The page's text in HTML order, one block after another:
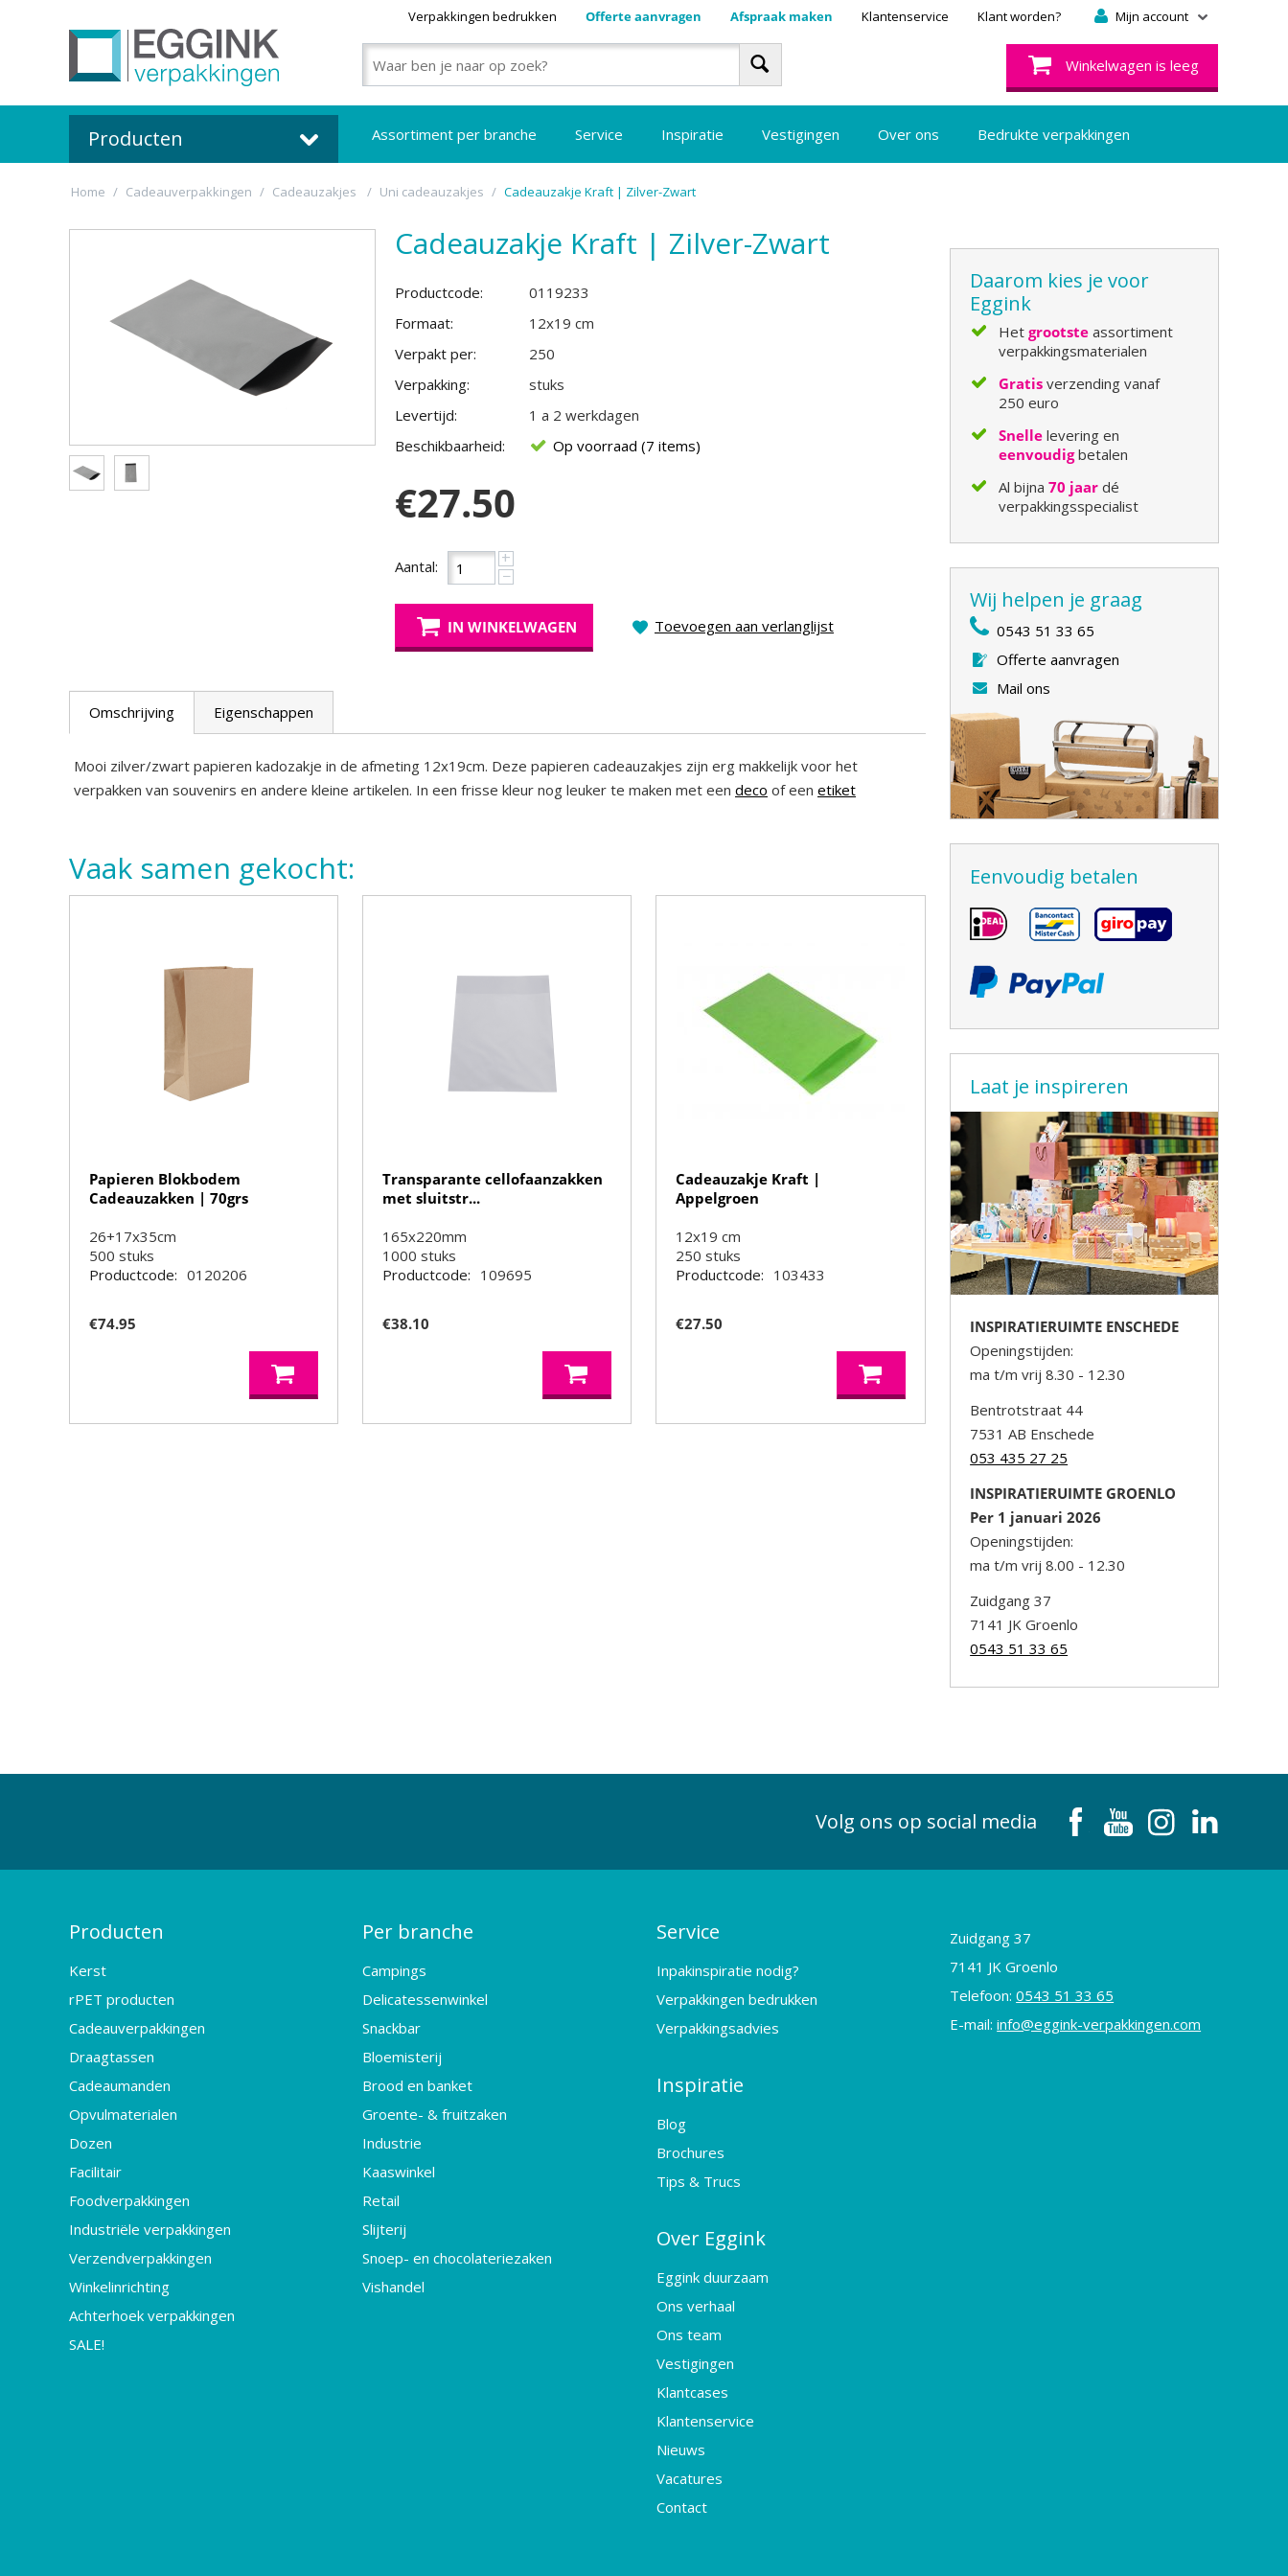
Mijn account
Verpakkingen bedrukken Offerte aanvragen Afspraak maken Klantenservice Klant worden?
Winkelwagen is leeg
Producten Assortiment per branche Service Inspiratie Vestigingen Over ons Bedrukte verpakkingen
Home / Cadeauverpakkingen / Cadeauzakjes / Uni cadeauzakjes / Cadeauzakje Kraft | Zilver-Zwart
Cadeauzakje Kraft | Zilver-Zwart
Productcode:
0119233
Formaat:
12x19 cm
Verpakt per:
250
Verpakking:
stuks
Levertijd:
1 a 2 werkdagen
Beschikbaarheid:
Op voorraad (7 items)
€27.50
Aantal:
+
−
IN WINKELWAGEN Toevoegen aan verlanglijst
Omschrijving Eigenschappen
Mooi zilver/zwart papieren kadozakje in de afmeting 12x19cm. Deze papieren cadeauzakjes zijn erg makkelijk voor het
verpakken van souvenirs en andere kleine artikelen. In een frisse kleur nog leuker te maken met een deco of een etiket
Vaak samen gekocht:
Papieren Blokbodem
Cadeauzakken | 70grs
26+17x35cm
500 stuks
Productcode: 0120206
€74.95
Transparante cellofaanzakken
met sluitstr...
165x220mm
1000stuks
Productcode: 109695
€38.10
Cadeauzakje Kraft |
Appelgroen
12x19 cm
250stuks
Productcode: 103433
€27.50
Daarom kies je voor
Eggink
Hetgrootste assortiment
verpakkingsmaterialen
Gratis verzending vanaf
250 euro
Snelle levering en
eenvoudigbetalen
Al bijna70 jaar dé
verpakkingsspecialist
Wij helpen je graag
0543 51 33 65
Offerte aanvragen
Mail ons
Eenvoudig betalen
Laat je inspireren
INSPIRATIERUIMTE ENSCHEDE
Openingstijden:
ma t/m vrij 8.30 - 12.30
Bentrotstraat 44
7531 AB Enschede
053 435 27 25
INSPIRATIERUIMTE GROENLO
Per 1 januari 2026
Openingstijden:
ma t/m vrij 8.00 - 12.30
Zuidgang 37
7141 JK Groenlo
0543 51 33 65
Volg ons op social media
Producten
Kerst
rPET producten
Cadeauverpakkingen
Draagtassen
Cadeaumanden
Opvulmaterialen
Dozen
Facilitair
Foodverpakkingen
Industriële verpakkingen
Verzendverpakkingen
Winkelinrichting
Achterhoek verpakkingen
SALE!
Per branche
Campings
Delicatessenwinkel
Snackbar
Bloemisterij
Brood en banket
Groente- & fruitzaken
Industrie
Kaaswinkel
Retail
Slijterij
Snoep- en chocolateriezaken
Vishandel
Service
Inpakinspiratie nodig?
Verpakkingen bedrukken
Verpakkingsadvies
Inspiratie
Blog
Brochures
Tips & Trucs
Over Eggink
Eggink duurzaam
Ons verhaal
Ons team
Vestigingen
Klantcases
Klantenservice
Nieuws
Vacatures
Contact
Zuidgang 37
7141 JK Groenlo
Telefoon:0543 51 33 65
E-mail:info@eggink-verpakkingen.com